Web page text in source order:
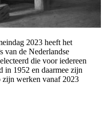
2023 heeft het
van de Nederlandse
die voor iedereen
in 1952 en daarmee zijn
zijn werken vanaf 2023